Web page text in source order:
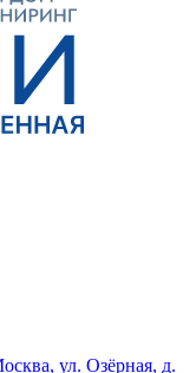
ул. Озёрная, д.